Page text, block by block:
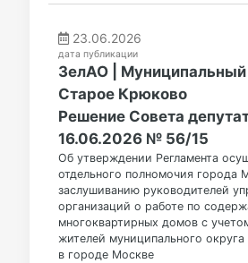
23.06.2026
дата публикации
ЗелАО | Муниципальный
Старое Крюково
Решение Совета
16.06.2026 № 56/15
Об утверждении Регламента
отдельного полномочия города
заслушиванию руководителей
организаций о работе по
многоквартирных домов с
жителей муниципального
в городе Москве